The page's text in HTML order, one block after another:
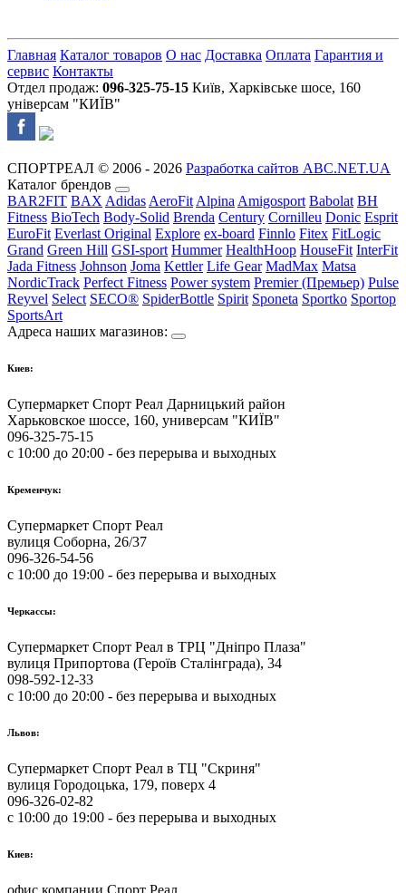
Главная Каталог товаров О нас Доставка Оплата Гарантия и
сервис Контакты
Отдел продаж: 096-325-75-15 Київ, Харківське шосе, 160
універсам "КИЇВ"
СПОРТРЕАЛ © 2006 - 2026 Разработка сайтов ABC.NET.UA
Каталог брендов
BAR2FIT BAX Adidas AeroFit Alpina Amigosport Babolat BH
Fitness BioTech Body-Solid Brenda Century Cornilleu Donic Esprit
EuroFit Everlast Original Explore ex-board Finnlo Fitex FitLogic
Grand Green Hill GSI-sport Hummer HealthHoop HouseFit InterFit
Jada Fitness Johnson Joma Kettler Life Gear MadMax Matsa
NordicTrack Perfect Fitness Power system Premier (Премьер) Pulse
Reyvel Select SECO® SpiderBottle Spirit Sponeta Sportko Sportop
SportsArt
Адреса наших магазинов:
Киев:
Супермаркет Спорт Реал Дарницький район
Харьковское шоссе, 160, универсам "КИЇВ"
096-325-75-15
с 10:00 до 20:00 - без перерыва и выходных
Кременчук:
Супермаркет Спорт Реал
вулиця Соборна, 26/37
096-326-54-56
с 10:00 до 19:00 - без перерыва и выходных
Черкассы:
Супермаркет Спорт Реал в ТРЦ "Дніпро Плаза"
вулиця Припортова (Героїв Сталінграда), 34
098-592-12-33
с 10:00 до 20:00 - без перерыва и выходных
Львов:
Супермаркет Спорт Реал в ТЦ "Скриня"
вулиця Городоцька, 179, поверх 4
096-326-02-82
с 10:00 до 19:00 - без перерыва и выходных
Киев:
офис компании Спорт Реал